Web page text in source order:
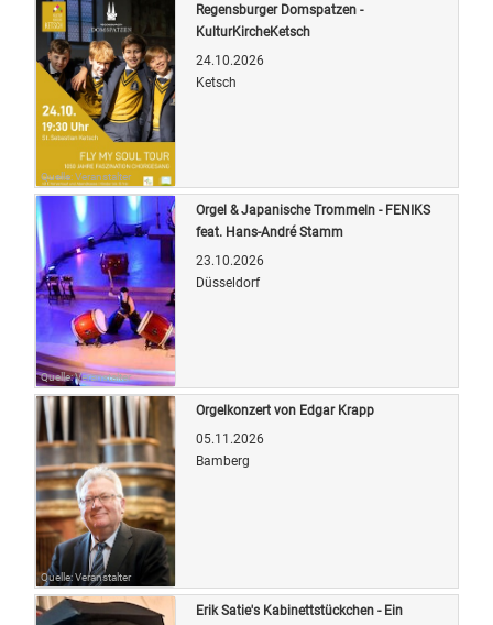
Quelle: Veranstalter
Regensburger Domspatzen -
KulturKircheKetsch
24.10.2026
Ketsch
Quelle: Veranstalter
Orgel & Japanische Trommeln - FENIKS
feat. Hans-André Stamm
23.10.2026
Düsseldorf
Quelle: Veranstalter
Orgelkonzert von Edgar Krapp
05.11.2026
Bamberg
Erik Satie's Kabinettstückchen - Ein